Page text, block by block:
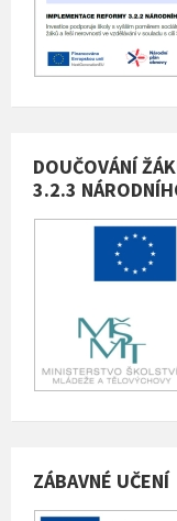
DOUČOVÁNÍ
3.2.3
ZÁBAVNÉ UČENÍ